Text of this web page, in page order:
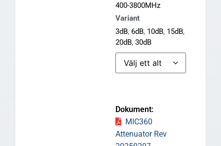
400-3800MHz
Variant
3dB, 6dB, 10dB, 15dB,
20dB, 30dB
MIC360
Attenuator Rev